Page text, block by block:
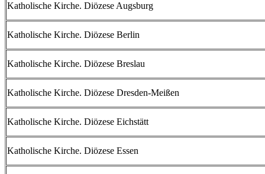
Katholische Kirche. Diözese Augsburg
Katholische Kirche. Diözese Berlin
Katholische Kirche. Diözese Breslau
Katholische Kirche. Diözese Dresden-Meißen
Katholische Kirche. Diözese Eichstätt
Katholische Kirche. Diözese Essen